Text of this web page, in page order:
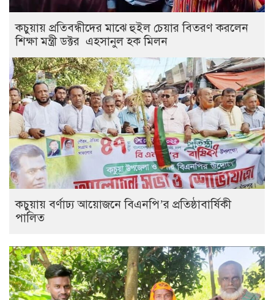
কচুয়ায় প্রতিবন্ধীদের মাঝে হুইল চেয়ার বিতরণ করলেন
শিক্ষা মন্ত্রী ডক্টর এহসানুল হক মিলন
কচুয়ায় বর্ণাঢ্য আয়োজনে বিএনপি’র প্রতিষ্ঠাবার্ষিকী
পালিত